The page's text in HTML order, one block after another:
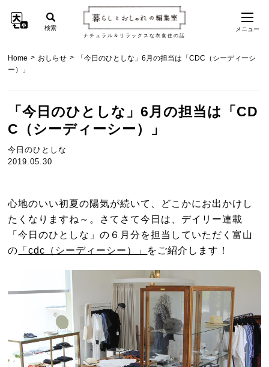
ナチュラル＆リラックスな衣食住の話
検索 メニュー
Home > おしらせ >
「今日のひとしな」6月の担当は「CDC（シーディーシ
ー）」
「今日のひとしな」6月の担当は「CD
C（シーディーシー）」
今日のひとしな
2019.05.30
心地のいい初夏の陽気が続いて、どこかにお出かけし
たくなりますね～。さてさて今日は、デイリー連載
「今日のひとしな」の６月分を担当していただく富山
の 「cdc（シーディーシー）」 をご紹介します！